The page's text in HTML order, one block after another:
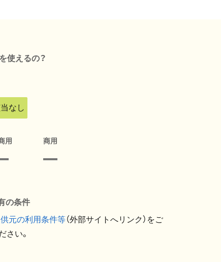
使えるの？
なし
用 商用
の条件
元の利用条件等（外部サイトへリンク）をご
さい。